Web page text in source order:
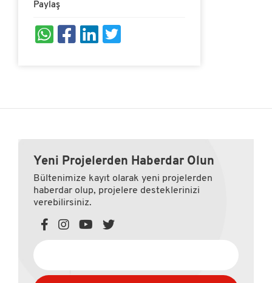
Paylaş
Yeni Projelerden Haberdar Olun
Bültenimize kayıt olarak yeni projelerden
haberdar olup, projelere desteklerinizi
verebilirsiniz.